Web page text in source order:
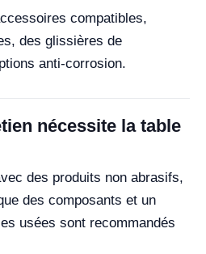
compatibles,
des glissières de
anti-corrosion.
nécessite la table
des produits non abrasifs,
des composants et un
usées sont recommandés